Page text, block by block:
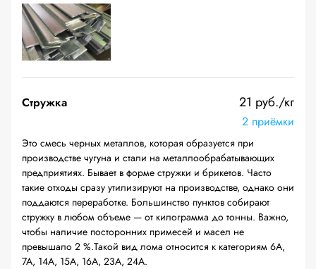
Стружка 21 руб./кг
2 приёмки
Это смесь черных металлов, которая образуется при
производстве чугуна и стали на металлообрабатывающих
предприятиях. Бывает в форме стружки и брикетов. Часто
такие отходы сразу утилизируют на производстве, однако они
поддаются переработке. Большинство пунктов собирают
стружку в любом объеме — от килограмма до тонны. Важно,
чтобы наличие посторонних примесей и масел не
превышало 2 %.Такой вид лома относится к категориям 6А,
7А, 14А, 15А, 16А, 23А, 24А.